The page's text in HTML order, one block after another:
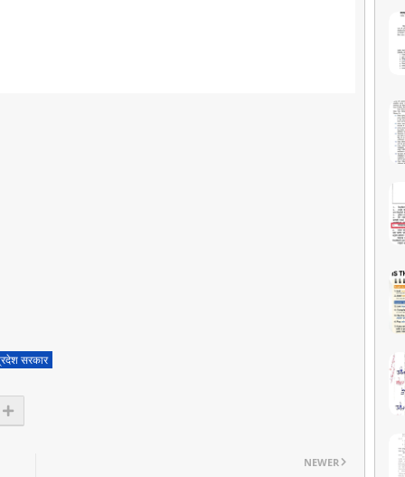
सरकार
NEWER